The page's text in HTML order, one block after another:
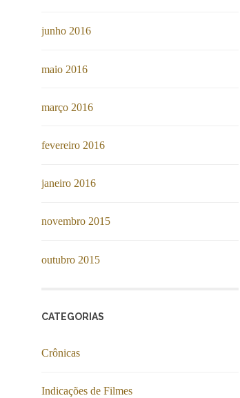
junho 2016
maio 2016
março 2016
fevereiro 2016
janeiro 2016
novembro 2015
outubro 2015
CATEGORIAS
Crônicas
Indicações de Filmes